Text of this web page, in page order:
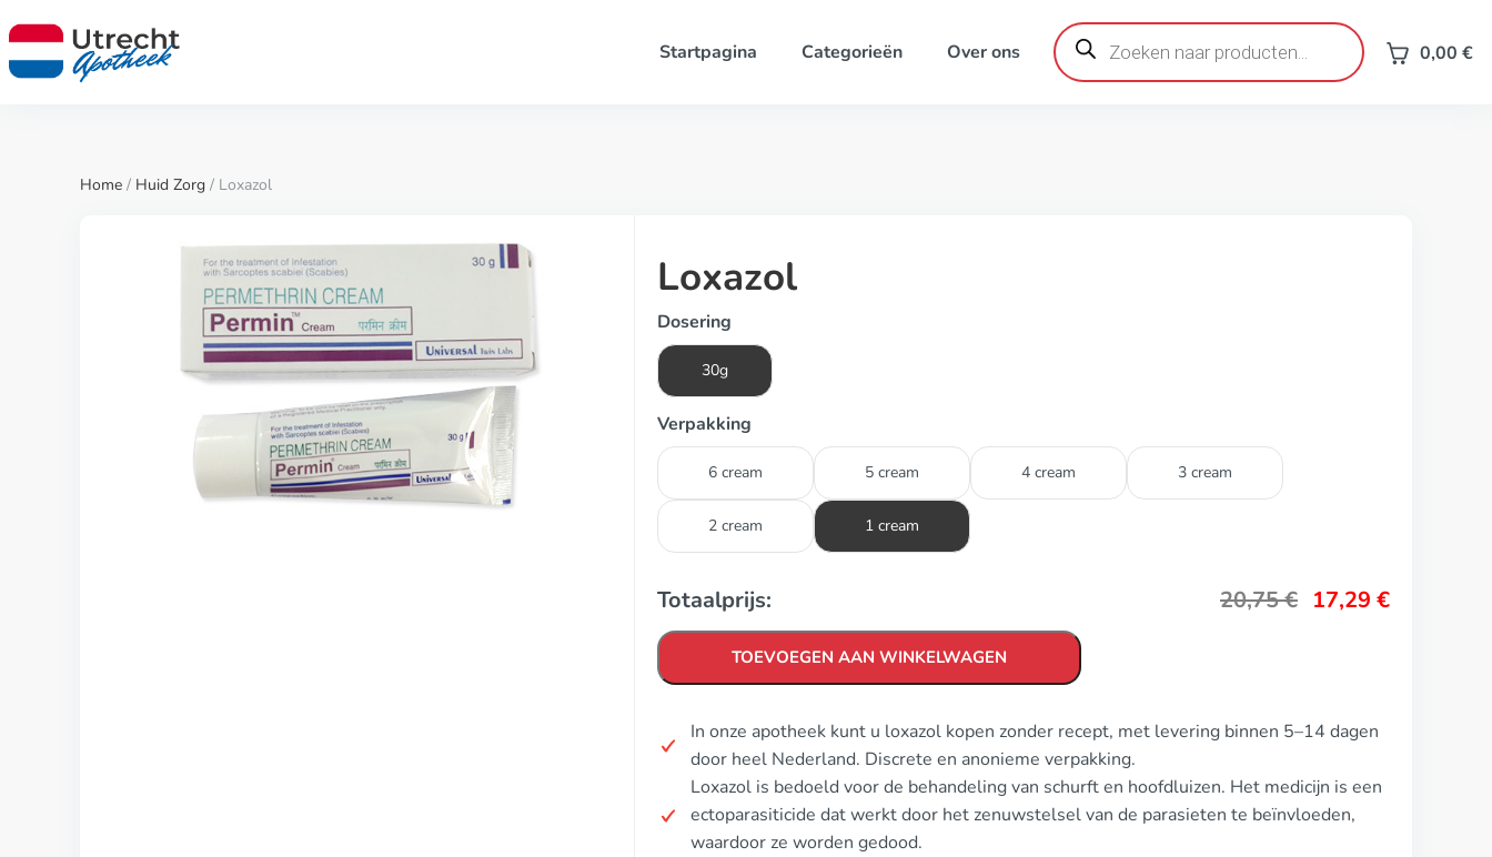
Startpagina Categorieën Over ons
Producten
zoeken 0,00 €
Home / Huid Zorg / Loxazol
Loxazol
Dosering
30g
Verpakking
6 cream 5 cream 4 cream 3 cream
2 cream 1 cream
Totaalprijs: 20,75€ 17,29 €
TOEVOEGEN AAN WINKELWAGEN
In onze apotheek kunt u loxazol kopen zonder recept, met levering binnen 5–14 dagen
door heel Nederland. Discrete en anonieme verpakking.
Loxazol is bedoeld voor de behandeling van schurft en hoofdluizen. Het medicijn is een
ectoparasiticide dat werkt door het zenuwstelsel van de parasieten te beïnvloeden,
waardoor ze worden gedood.